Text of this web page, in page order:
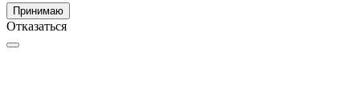
Принимаю
Отказаться